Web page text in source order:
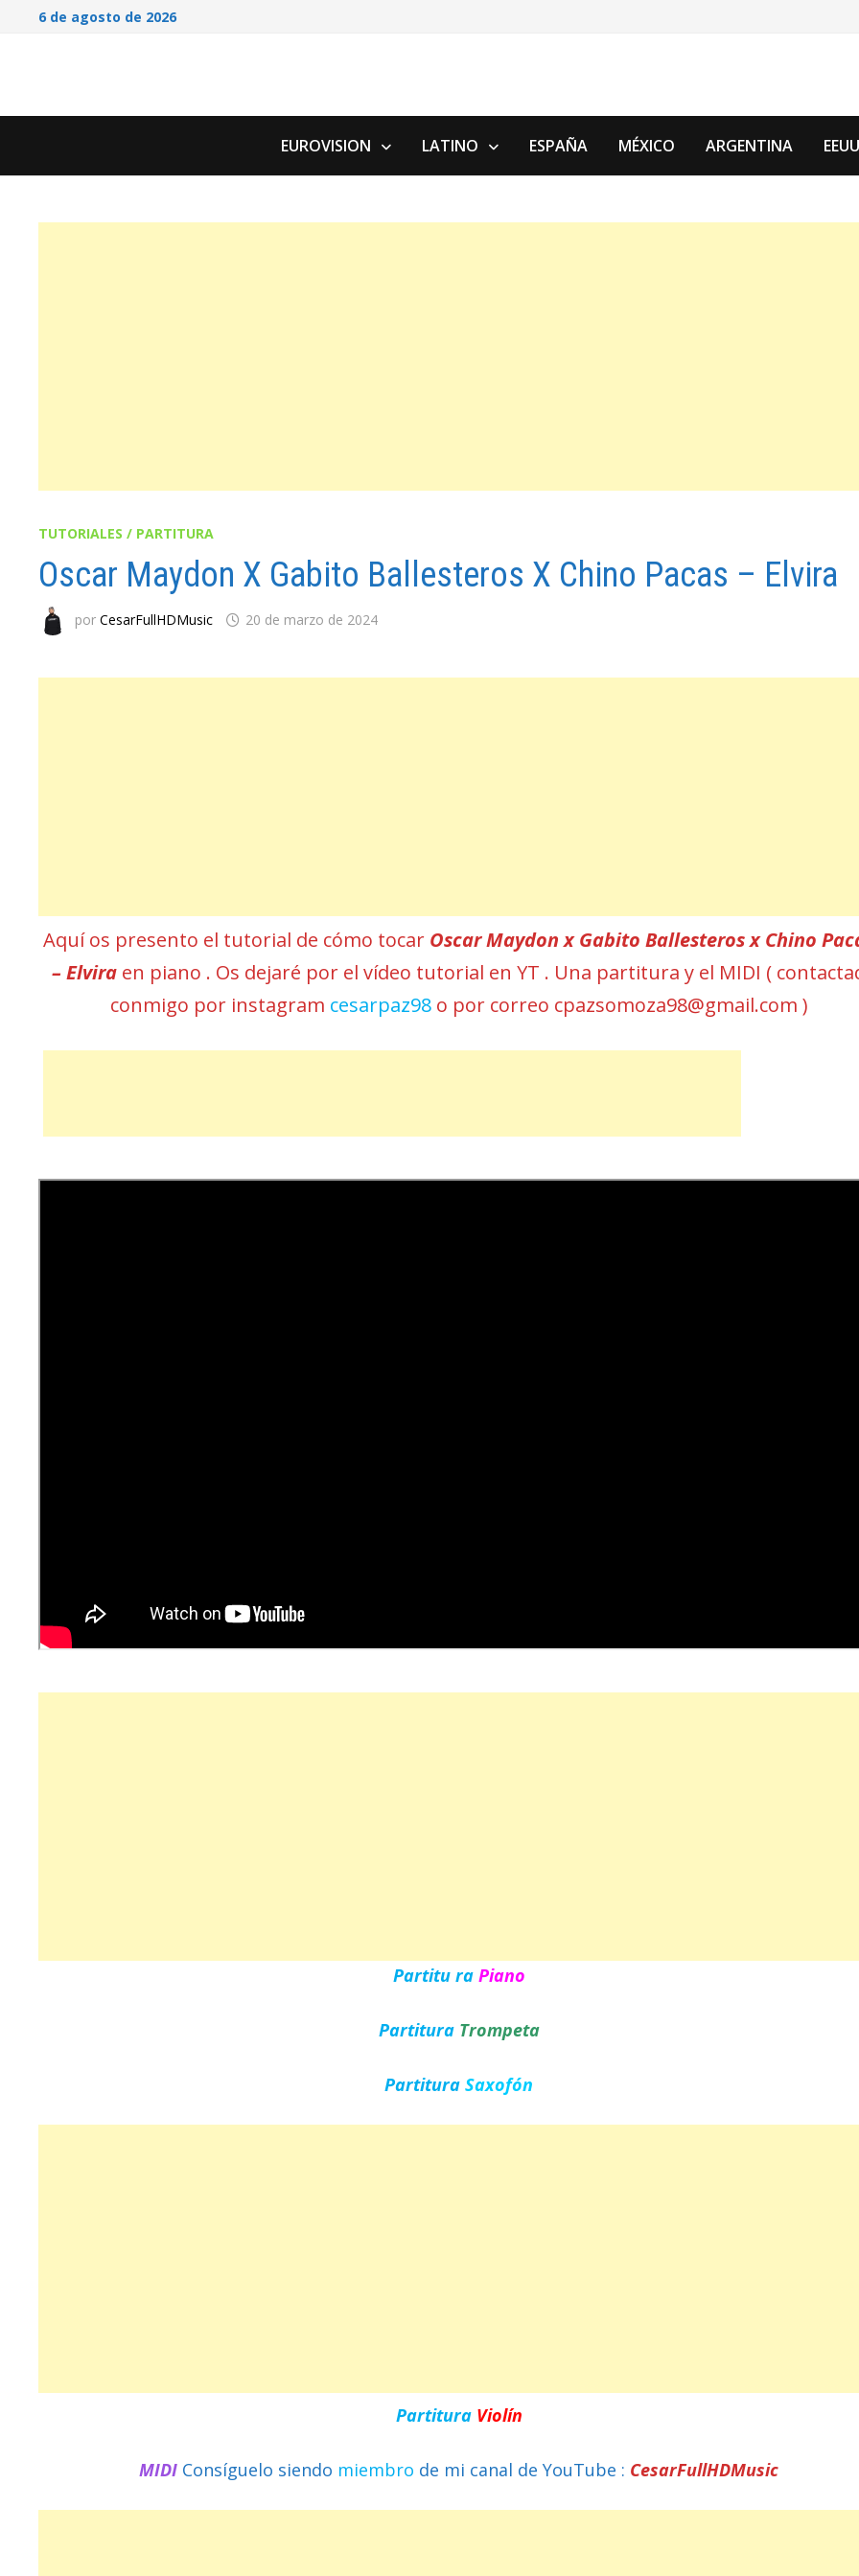
Saltar6 de agosto de 2026
EUROVISION LATINO ESPAÑA MÉXICO ARGENTINA
TUTORIALES / PARTITURA
Oscar Maydon X Gabito Ballesteros X Chino Pacas – Elvira
porCesarFullHDMusic 20 de marzo de 2024
Aquí os presento el tutorial de cómo tocar Oscar Maydon x Gabito Ballesteros x Chino
– Elvira en piano . Os dejaré por el vídeo tutorial en YT . Una partitura y el MIDI (
conmigo por instagram cesarpaz98o por correo cpazsomoza98@gmail.com )
Partitu ra Piano
Partitura Trompeta
PartituraSaxofón
Partitura Violín
MIDI Consíguelo siendo miembro de mi canal de YouTube : CesarFullHDMusic